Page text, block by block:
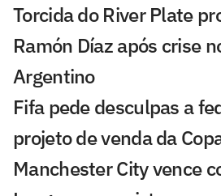
Torcida do River Plate
Ramón Díaz após crise
Argentino
Fifa pede desculpas a
projeto de venda da
Manchester City vence